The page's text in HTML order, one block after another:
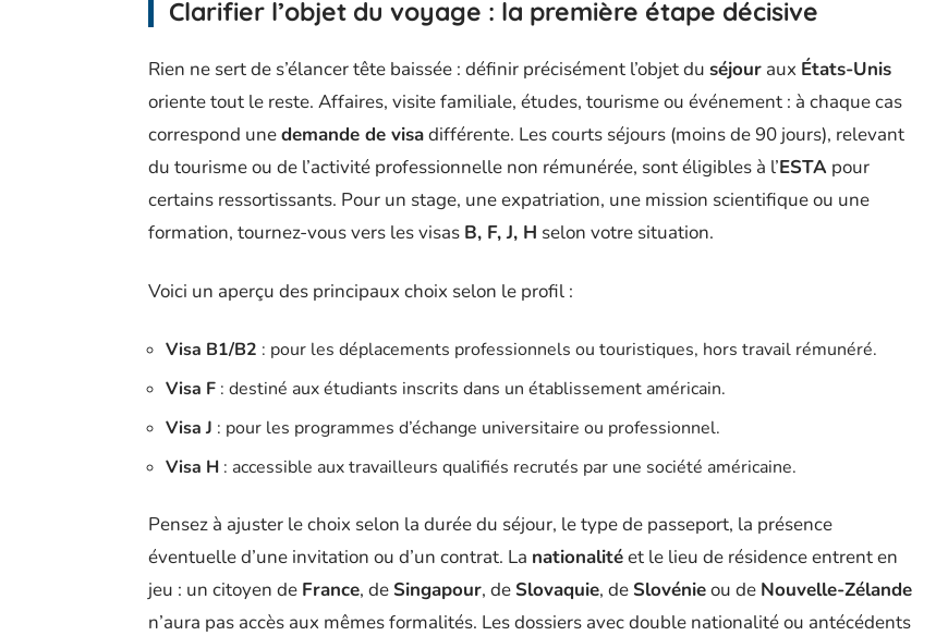
Clarifier l’objet du voyage : la première étape décisive
Rien ne sert de s’élancer tête baissée : définir précisément l’objet du séjour aux États-Unis
oriente tout le reste. Affaires, visite familiale, études, tourisme ou événement : à chaque cas
correspond unedemande de visadifférente. Les courts séjours (moins de 90 jours), relevant
du tourisme ou de l’activité professionnelle non rémunérée, sont éligibles à l’ESTA pour
certains ressortissants. Pour un stage, une expatriation, une mission scientifique ou une
formation, tournez-vous vers les visas B, F, J, H selon votre situation.
Voici un aperçu des principaux choix selon le profil :
Visa B1/B2 : pour les déplacements professionnels ou touristiques, hors travail rémunéré.
Visa F : destiné aux étudiants inscrits dans un établissement américain.
Visa J : pour les programmes d’échange universitaire ou professionnel.
Visa H : accessible aux travailleurs qualifiés recrutés par une société américaine.
Pensez à ajuster le choix selon la durée du séjour, le type de passeport, la présence
éventuelle d’une invitation ou d’un contrat. La nationalitéet le lieu de résidence entrent en
jeu : un citoyen de France, de Singapour, de Slovaquie, de Slovénieou de Nouvelle-Zélande
n’aura pas accès aux mêmes formalités. Les dossiers avec double nationalité ou antécédents